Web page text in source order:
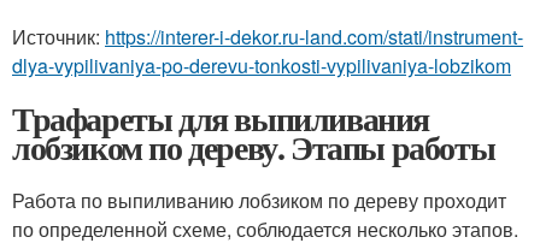
Источник: https://interer-i-dekor.ru-land.com/stati/instrument-
dlya-vypilivaniya-po-derevu-tonkosti-vypilivaniya-lobzikom
Трафареты для выпиливания
лобзиком по дереву. Этапы работы
Работа по выпиливанию лобзиком по дереву проходит
по определенной схеме, соблюдается несколько этапов.